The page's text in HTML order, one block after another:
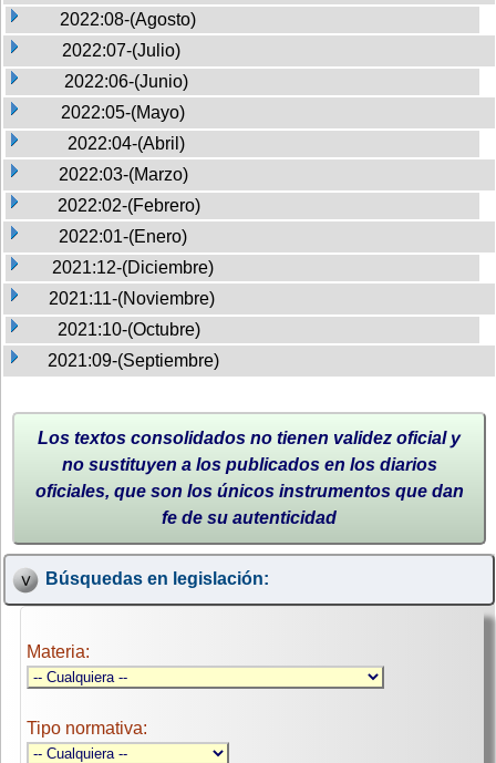
2022:08-(Agosto)
2022:07-(Julio)
2022:06-(Junio)
2022:05-(Mayo)
2022:04-(Abril)
2022:03-(Marzo)
2022:02-(Febrero)
2022:01-(Enero)
2021:12-(Diciembre)
2021:11-(Noviembre)
2021:10-(Octubre)
2021:09-(Septiembre)
Los textos consolidados no tienen validez oficial y
no sustituyen a los publicados en los diarios
oficiales, que son los únicos instrumentos que dan
fe de su autenticidad
Búsquedas en legislación:
Materia:
Tipo normativa: